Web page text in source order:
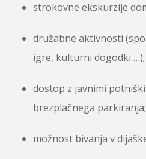
strokovne ekskurzije
družabne aktivnosti
igre, kulturni dogodki …);
dostop z javnimi
brezplačnega parkiranja;
možnost bivanja v